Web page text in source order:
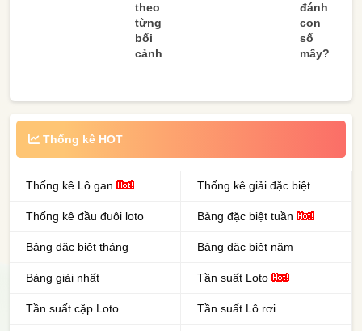
theo
từng
bối
cảnh
đánh
con
số
mấy?
Thống kê HOT
Thống kê Lô gan Thống kê giải đặc biệt
Thống kê đầu đuôi loto Bảng đặc biệt tuần
Bảng đặc biệt tháng Bảng đặc biệt năm
Bảng giải nhất Tần suất Loto
Tần suất cặp Loto Tần suất Lô rơi